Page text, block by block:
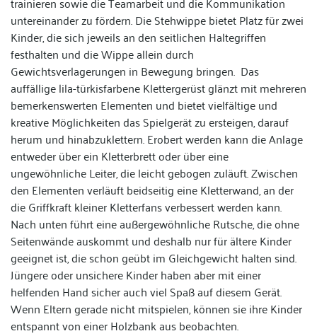
untereinander zu fördern. Die Stehwippe bietet Platz für zwei
Kinder, die sich jeweils an den seitlichen Haltegriffen
festhalten und die Wippe allein durch
Gewichtsverlagerungen in Bewegung bringen. Das
auffällige lila-türkisfarbene Klettergerüst glänzt mit mehreren
bemerkenswerten Elementen und bietet vielfältige und
kreative Möglichkeiten das Spielgerät zu ersteigen, darauf
herum und hinabzuklettern. Erobert werden kann die Anlage
entweder über ein Kletterbrett oder über eine
ungewöhnliche Leiter, die leicht gebogen zuläuft. Zwischen
den Elementen verläuft beidseitig eine Kletterwand, an der
die Griffkraft kleiner Kletterfans verbessert werden kann.
Nach unten führt eine außergewöhnliche Rutsche, die ohne
Seitenwände auskommt und deshalb nur für ältere Kinder
geeignet ist, die schon geübt im Gleichgewicht halten sind.
Jüngere oder unsichere Kinder haben aber mit einer
helfenden Hand sicher auch viel Spaß auf diesem Gerät.
Wenn Eltern gerade nicht mitspielen, können sie ihre Kinder
entspannt von einer Holzbank aus beobachten.